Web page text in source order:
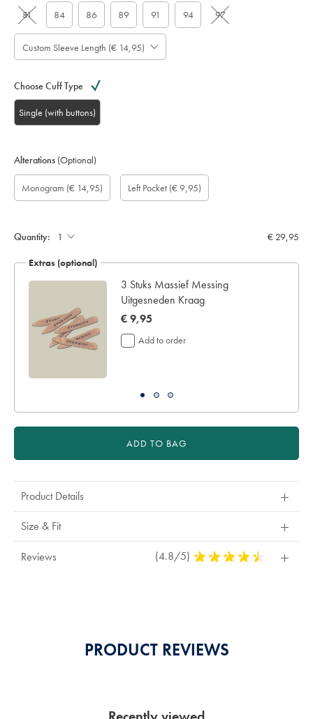
81 84 86 89 91 94 97
Custom Sleeve Length (€ 14,95)
Choose Cuff Type
Single (with buttons)
Alterations (Optional)
Custom
sleeve
length
Monogram
option:
Monogram (€ 14,95)
Add
pocket:
Left Pocket (€ 9,95)
Monogram
Colour:
Monogram
Font:
Monogram
Location:
Gift
wrapping:
Quantity: € 29,95
Extras (optional)
3 Stuks Massief Messing
Uitgesneden Kraag
now
€
9,95
€ 9,95
Add to order
ADD TO BAG
Product Details
Size & Fit
Reviews (4.8/5) 4,8
PRODUCT REVIEWS